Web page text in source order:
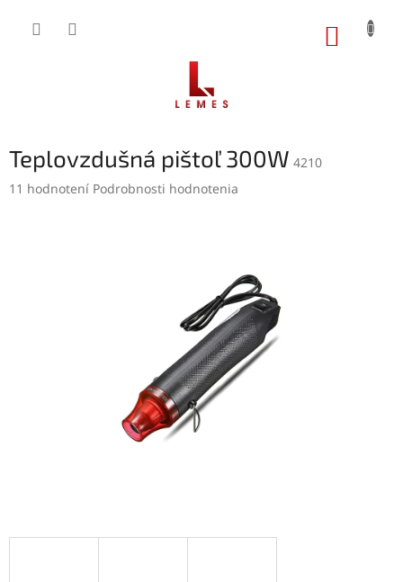
Teplovzdušná pištoľ 300W 4210
Priemerné
11 hodnotení Podrobnosti hodnotenia